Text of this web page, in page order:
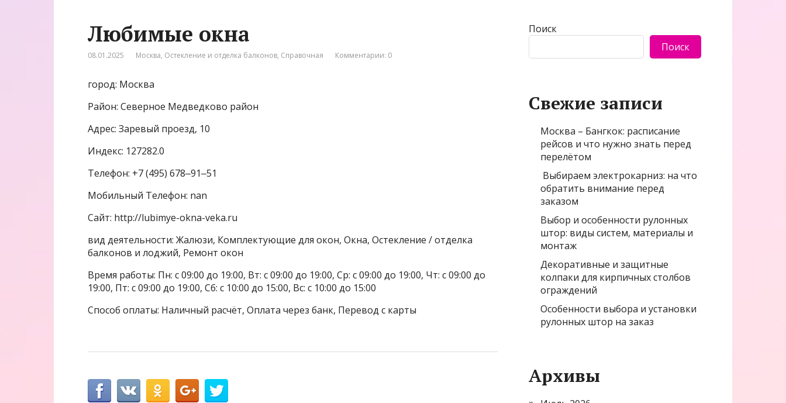
Любимые окна
08.01.2025 Москва, Остекление и отделка балконов, Справочная Комментарии: 0
город: Москва
Район: Северное Медведково район
Адрес: Заревый проезд, 10
Индекс: 127282.0
Телефон: +7 (495) 678‒91‒51
Мобильный Телефон: nan
Сайт: http://lubimye-okna-veka.ru
вид деятельности: Жалюзи, Комплектующие для окон, Окна, Остекление / отделка
балконов и лоджий, Ремонт окон
Время работы: Пн: с 09:00 до 19:00, Вт: с 09:00 до 19:00, Ср: с 09:00 до 19:00, Чт: с 09:00 до
19:00, Пт: с 09:00 до 19:00, Сб: с 10:00 до 15:00, Вс: с 10:00 до 15:00
Способ оплаты: Наличный расчёт, Оплата через банк, Перевод с карты
Поиск
Поиск
Свежие записи
Москва – Бангкок: расписание
рейсов и что нужно знать перед
перелётом
Выбираем электрокарниз: на что
обратить внимание перед
заказом
Выбор и особенности рулонных
штор: виды систем, материалы и
монтаж
Декоративные и защитные
колпаки для кирпичных столбов
ограждений
Особенности выбора и установки
рулонных штор на заказ
Архивы